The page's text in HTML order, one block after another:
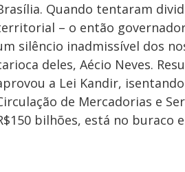
Quando tentaram
– o então
silêncio inadmissível dos
deles, Aécio Neves.
a Lei Kandir,
de Mercadorias e
bilhões, está no buraco